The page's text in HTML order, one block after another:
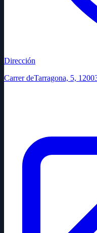
Dirección
Carrer deTarragona, 5,